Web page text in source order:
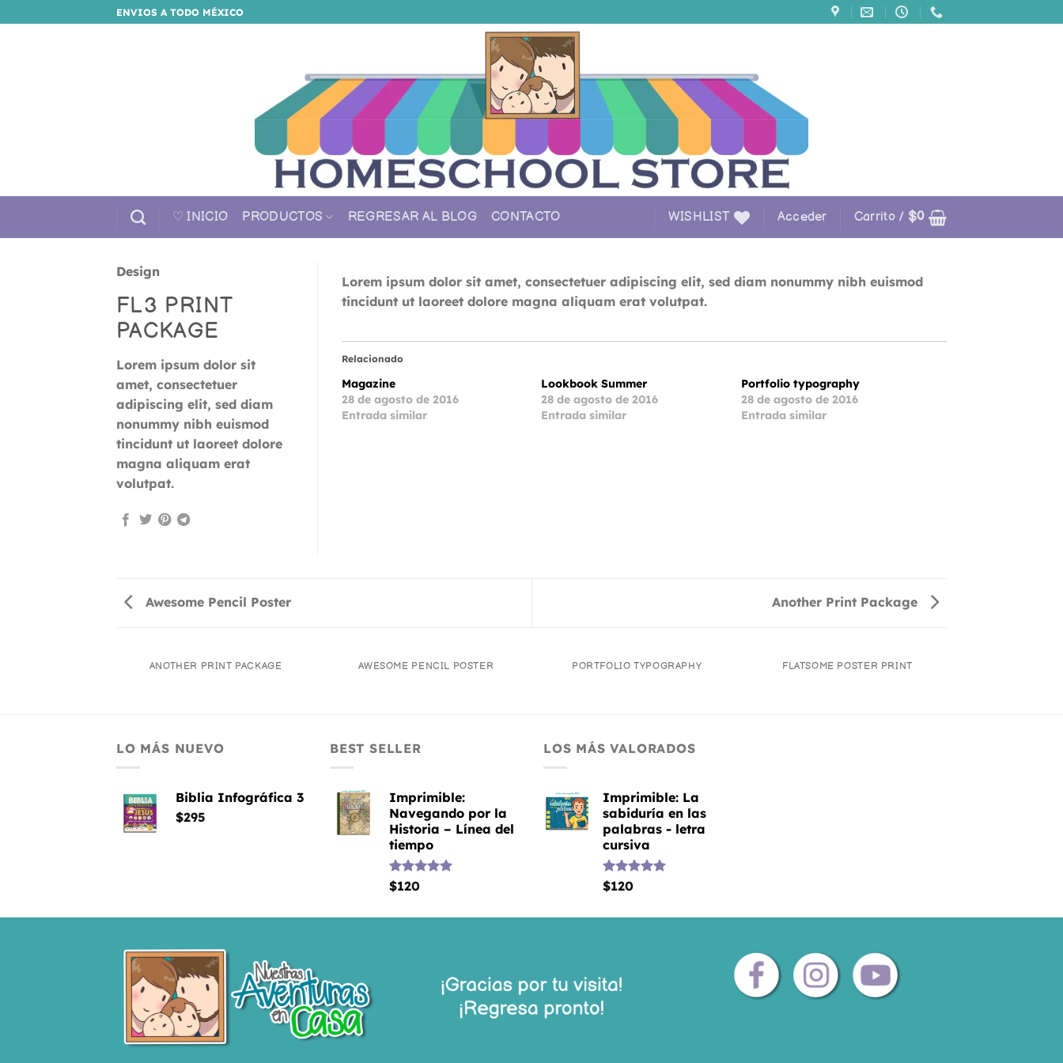
al
ENVIOS A TODO MÉXICO
♡ INICIO PRODUCTOS REGRESAR AL BLOG CONTACTO WISHLIST Acceder Carrito / $0
Design
FL3 PRINT
PACKAGE
Lorem ipsum dolor sit
amet, consectetuer
adipiscing elit, sed diam
nonummy nibh euismod
tincidunt ut laoreet dolore
magna aliquam erat
volutpat.
Lorem ipsum dolor sit amet, consectetuer adipiscing elit, sed diam nonummy nibh euismod
tincidunt ut laoreet dolore magna aliquam erat volutpat.
Relacionado
Magazine
28 de agosto de 2016
Entrada similar
Lookbook Summer
28 de agosto de 2016
Entrada similar
Portfolio typography
28 de agosto de 2016
Entrada similar
Awesome Pencil Poster Another Print Package
ANOTHER PRINT PACKAGE AWESOME PENCIL POSTER PORTFOLIO TYPOGRAPHY FLATSOME POSTER PRINT
LO MÁS NUEVO
Biblia Infográfica 3
$295
BEST SELLER
Imprimible:
Navegando por la
Historia – Línea del
tiempo
Valorado
$120
LOS MÁS VALORADOS
Imprimible: La
sabiduría en las
palabras - letra
cursiva
Valorado
$120